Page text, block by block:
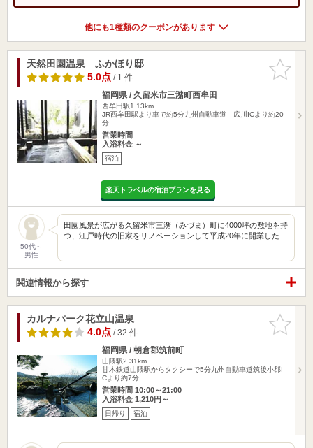
他にも1種類のクーポンがあります
お気に入
りに追加
天然田園温泉 ふかほり邸
5.0点/ 1 件
福岡県 / 久留米市三潴町西牟田
西牟田駅1.13km
JR西牟田駅より車で約5分九州自動車道 広川ICより約20
分
営業時間
入浴料金 ～
宿泊
楽天トラベルの宿泊プランを見る
50代～
男性
田園風景が広がる久留米市三潴（みづま）町に4000坪の敷地を持
つ、江戸時代の旧家をリノベーションして平成20年に開業した…
関連情報から探す
お気に入
りに追加
カルナパーク花立山温泉
4.0点/ 32 件
福岡県 / 朝倉郡筑前町
山隈駅2.31km
甘木鉄道山隈駅からタクシーで5分九州自動車道筑後小郡I
Cより約7分
営業時間 10:00～21:00
入浴料金 1,210円～
日帰り 宿泊